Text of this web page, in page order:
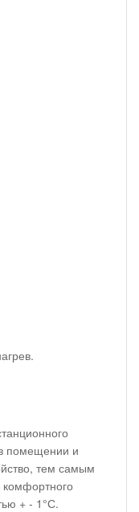
помещении и
тем самым
комфортного
+ - 1°С.